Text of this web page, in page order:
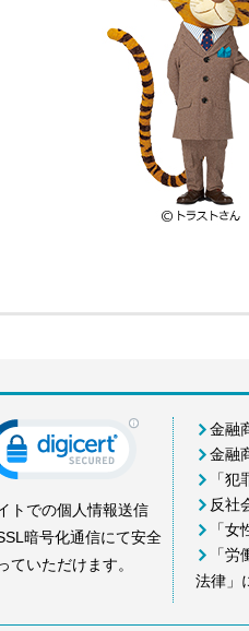
トでの個人情報送信
暗号化通信にて安全
ていただけます。
金融
金融
「
反社
「
「
法律」